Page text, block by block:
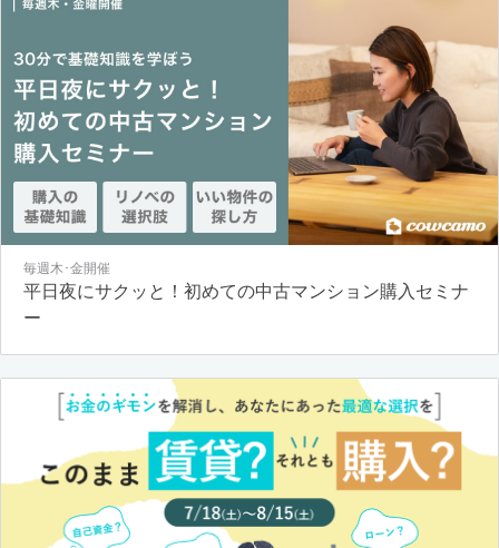
毎週木･金開催
平日夜にサクッと！初めての中古マンション購入セミナ
ー